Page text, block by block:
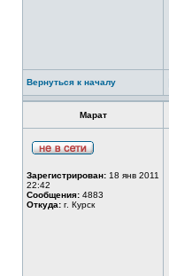
Вернуться к началу
Марат
Зарегистрирован: 18 янв 2011
22:42
Сообщения: 4883
Откуда: г. Курск